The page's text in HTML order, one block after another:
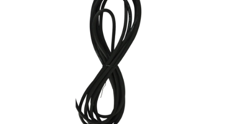
DÁRKOVÉ SADY A POUKAZY
PRODÁVANÉ ZNAČKY